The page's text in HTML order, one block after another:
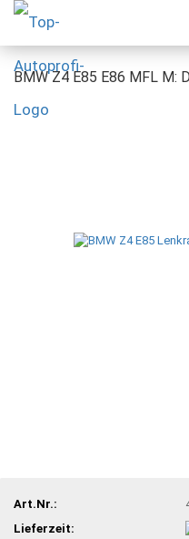
BMW Z4 E85 E86 MFL M:
Art.Nr.:
Lieferzeit: